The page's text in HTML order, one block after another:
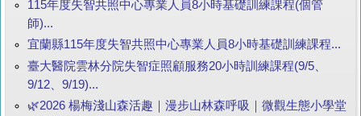
115年度失智共照中心專業人員8小時基礎訓練課程(個管
師)...
宜蘭縣115年度失智共照中心專業人員8小時基礎訓練課程...
臺大醫院雲林分院失智症照顧服務20小時訓練課程(9/5、
9/12、9/19)...
🌿2026 楊梅淺山森活趣｜漫步山林森呼吸｜微觀生態小學堂